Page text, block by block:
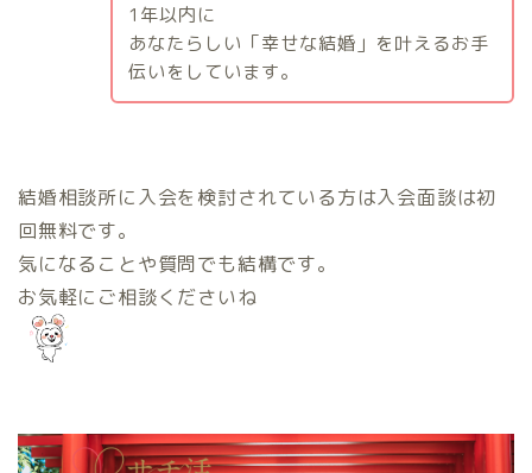
1 年以内に
あなたらしい「幸せな結婚」を叶えるお手
伝いをしています。
結婚相談所に入会を検討されている方は入会面談は初
回無料です。
気になることや質問でも結構です。
お気軽にご相談くださいね